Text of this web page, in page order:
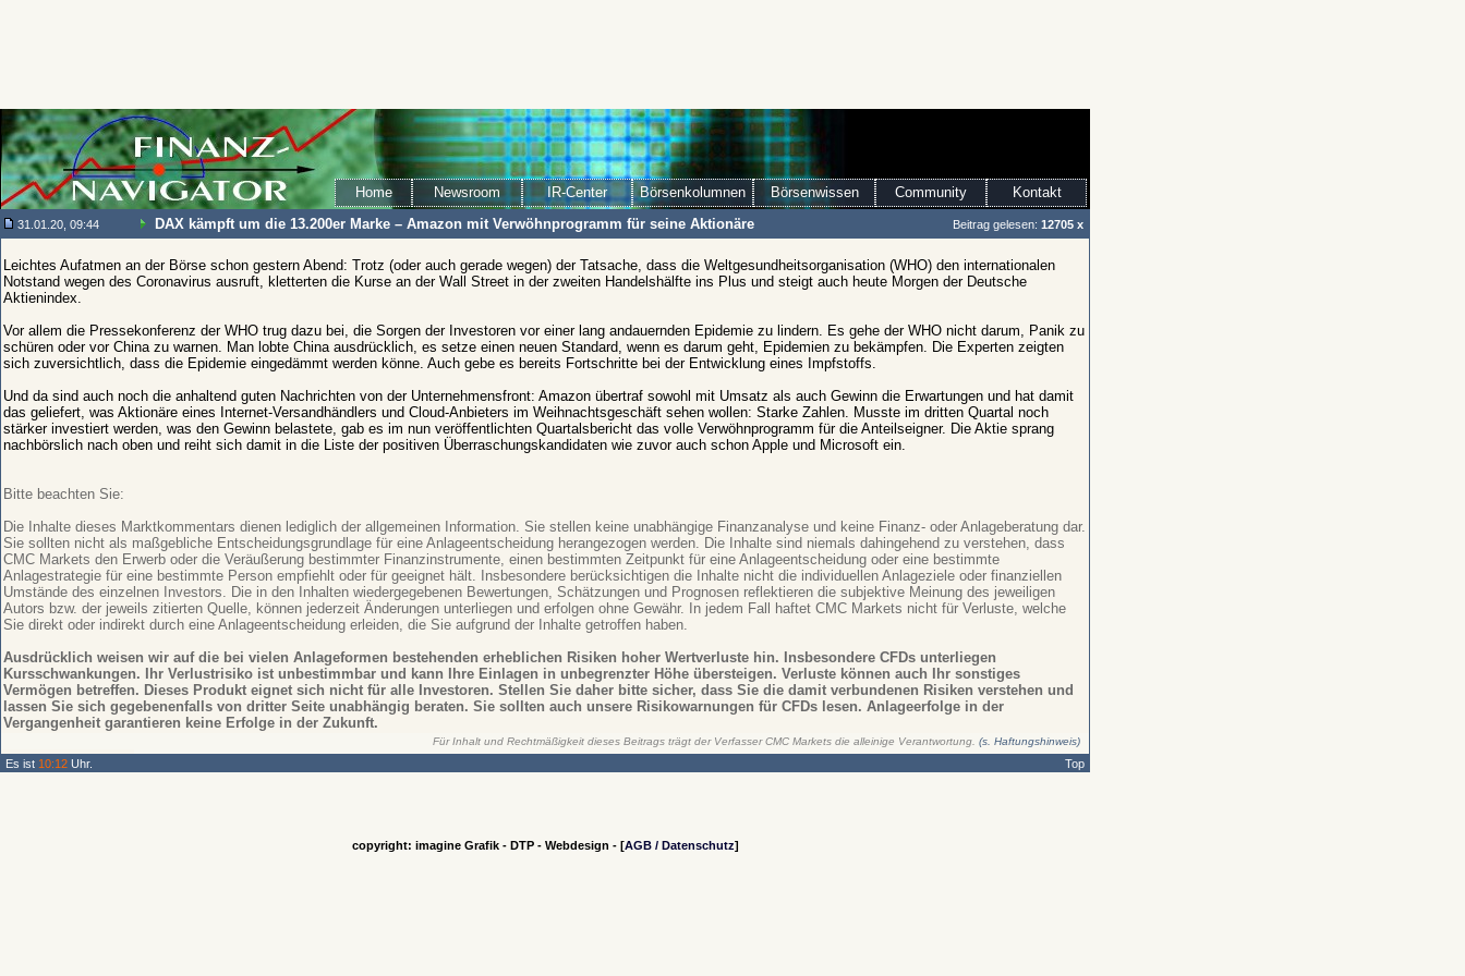
Home Newsroom IR-Center Börsenkolumnen Börsenwissen Community Kontakt
31.01.20, 09:44 DAX kämpft um die 13.200er Marke – Amazon mit Verwöhnprogramm für seine Aktionäre Beitrag gelesen: 12705 x
Leichtes Aufatmen an der Börse schon gestern Abend: Trotz (oder auch gerade wegen) der Tatsache, dass die Weltgesundheitsorganisation (WHO) den internationalen
Notstand wegen des Coronavirus ausruft, kletterten die Kurse an der Wall Street in der zweiten Handelshälfte ins Plus und steigt auch heute Morgen der Deutsche
Aktienindex.
Vor allem die Pressekonferenz der WHO trug dazu bei, die Sorgen der Investoren vor einer lang andauernden Epidemie zu lindern. Es gehe der WHO nicht darum, Panik zu
schüren oder vor China zu warnen. Man lobte China ausdrücklich, es setze einen neuen Standard, wenn es darum geht, Epidemien zu bekämpfen. Die Experten zeigten
sich zuversichtlich, dass die Epidemie eingedämmt werden könne. Auch gebe es bereits Fortschritte bei der Entwicklung eines Impfstoffs.
Und da sind auch noch die anhaltend guten Nachrichten von der Unternehmensfront: Amazon übertraf sowohl mit Umsatz als auch Gewinn die Erwartungen und hat damit
das geliefert, was Aktionäre eines Internet-Versandhändlers und Cloud-Anbieters im Weihnachtsgeschäft sehen wollen: Starke Zahlen. Musste im dritten Quartal noch
stärker investiert werden, was den Gewinn belastete, gab es im nun veröffentlichten Quartalsbericht das volle Verwöhnprogramm für die Anteilseigner. Die Aktie sprang
nachbörslich nach oben und reiht sich damit in die Liste der positiven Überraschungskandidaten wie zuvor auch schon Apple und Microsoft ein.
Bitte beachten Sie:
Die Inhalte dieses Marktkommentars dienen lediglich der allgemeinen Information. Sie stellen keine unabhängige Finanzanalyse und keine Finanz- oder Anlageberatung dar.
Sie sollten nicht als maßgebliche Entscheidungsgrundlage für eine Anlageentscheidung herangezogen werden. Die Inhalte sind niemals dahingehend zu verstehen, dass
CMC Markets den Erwerb oder die Veräußerung bestimmter Finanzinstrumente, einen bestimmten Zeitpunkt für eine Anlageentscheidung oder eine bestimmte
Anlagestrategie für eine bestimmte Person empfiehlt oder für geeignet hält. Insbesondere berücksichtigen die Inhalte nicht die individuellen Anlageziele oder finanziellen
Umstände des einzelnen Investors. Die in den Inhalten wiedergegebenen Bewertungen, Schätzungen und Prognosen reflektieren die subjektive Meinung des jeweiligen
Autors bzw. der jeweils zitierten Quelle, können jederzeit Änderungen unterliegen und erfolgen ohne Gewähr. In jedem Fall haftet CMC Markets nicht für Verluste, welche
Sie direkt oder indirekt durch eine Anlageentscheidung erleiden, die Sie aufgrund der Inhalte getroffen haben.
Ausdrücklich weisen wir auf die bei vielen Anlageformen bestehenden erheblichen Risiken hoher Wertverluste hin. Insbesondere CFDs unterliegen
Kursschwankungen. Ihr Verlustrisiko ist unbestimmbar und kann Ihre Einlagen in unbegrenzter Höhe übersteigen. Verluste können auch Ihr sonstiges
Vermögen betreffen. Dieses Produkt eignet sich nicht für alle Investoren. Stellen Sie daher bitte sicher, dass Sie die damit verbundenen Risiken verstehen und
lassen Sie sich gegebenenfalls von dritter Seite unabhängig beraten. Sie sollten auch unsere Risikowarnungen für CFDs lesen. Anlageerfolge in der
Vergangenheit garantieren keine Erfolge in der Zukunft.
Für Inhalt und Rechtmäßigkeit dieses Beitrags trägt der Verfasser CMC Markets die alleinige Verantwortung. (s. Haftungshinweis)
Es ist 10:12 Uhr. Top
copyright: imagine Grafik - DTP - Webdesign - [AGB / Datenschutz]